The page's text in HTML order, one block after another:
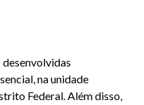
na unidade
Federal. Além disso,